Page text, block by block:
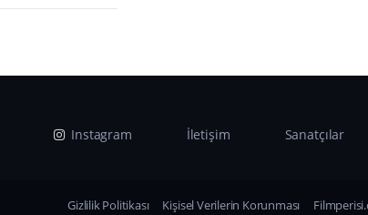
Instagram İletişim Sanatçılar
Gizlilik Politikası Kişisel Verilerin Korunması